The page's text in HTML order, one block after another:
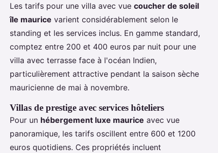
Les tarifs pour une villa avec vue coucher de soleil
île maurice varient considérablement selon le
standing et les services inclus. En gamme standard,
comptez entre 200 et 400 euros par nuit pour une
villa avec terrasse face à l'océan Indien,
particulièrement attractive pendant la saison sèche
mauricienne de mai à novembre.
Villas de prestige avec services hôteliers
Pour un hébergement luxe maurice avec vue
panoramique, les tarifs oscillent entre 600 et 1200
euros quotidiens. Ces propriétés incluent